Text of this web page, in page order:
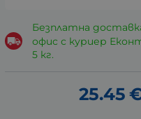
Безплатна
офис с куриер
5 кг.
25.45